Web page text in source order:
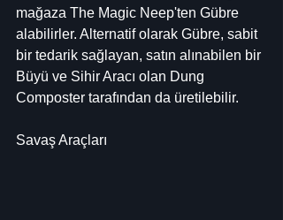
mağaza The Magic Neep'ten Gübre
alabilirler. Alternatif olarak Gübre, sabit
bir tedarik sağlayan, satın alınabilen bir
Büyü ve Sihir Aracı olan Dung
Composter tarafından da üretilebilir.
Savaş Araçları